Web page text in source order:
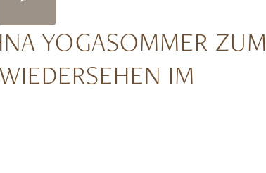
YOGASOMMER ZUM
IM